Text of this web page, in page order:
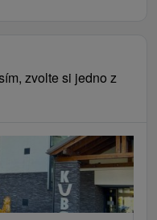
zvolte si jedno z